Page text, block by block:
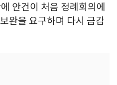
안건이 처음 정례회의에
완을 요구하며 다시 금감